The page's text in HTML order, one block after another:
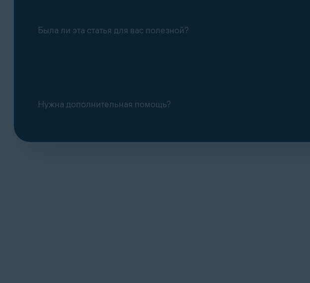
Была ли эта статья для вас полезной?
Нужна дополнительная помощь?